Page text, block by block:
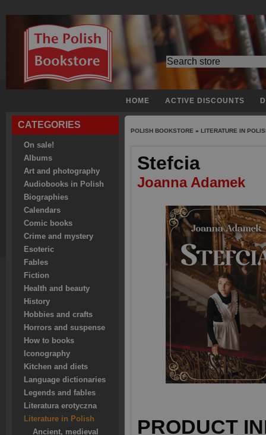
HOME ACTIVE DISCOUNTS
CATEGORIES
On sale!
Albums
Art and photography
Audiobooks in Polish
Biographies
Calendars
Comic books
Crime and mystery
Esoteric
Fables
Fiction
Health and beauty
History
Hobbies and crafts
Horrors and suspense
How to books
Iconography
Kitchen and diets
Language dictionaries
Legends and fables
Literatura erotyczna
Literature in Polish
Ancient, medieval
POLISH BOOKSTORE » LITERATURE IN
Stefcia
Joanna Adamek
PRODUCT